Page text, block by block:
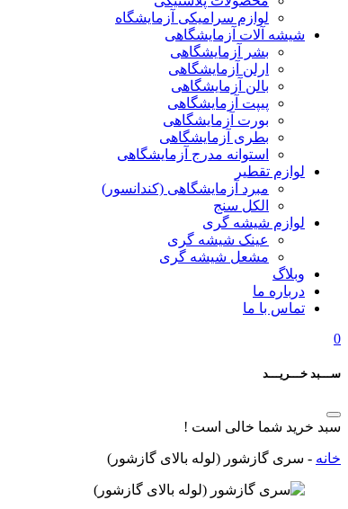
لوازم سرامیکی آزمایشگاه
شیشه آلات آزمایشگاهی
بشر آزمایشگاهی
ارلن آزمایشگاهی
بالن آزمایشگاهی
پیپت آزمایشگاهی
بورت آزمایشگاهی
بطری آزمایشگاهی
استوانه مدرج آزمایشگاهی
لوازم تقطیر
مبرد آزمایشگاهی (کندانسور)
الکل سنج
لوازم شیشه گری
عینک شیشه گری
مشعل شیشه گری
وبلاگ
درباره ما
تماس با ما
0
ســـبد خـــریـــد
سبد خرید شما خالی است !
خانه - سری گازشور (لوله بالای گازشور)